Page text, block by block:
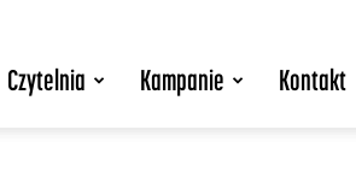
Czytelnia Kampanie Kontakt